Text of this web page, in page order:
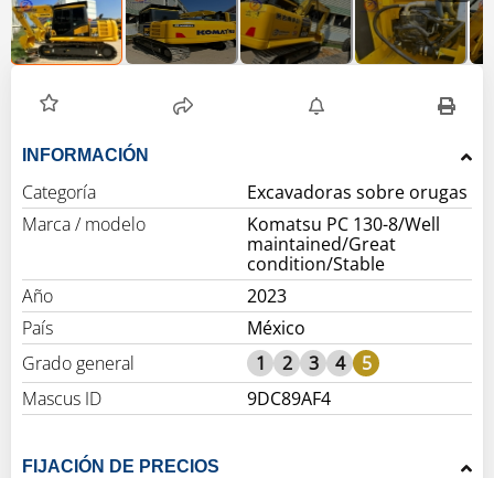
INFORMACIÓN
Categoría
Excavadoras sobre orugas
Marca / modelo
Komatsu PC 130-8/Well
maintained/Great
condition/Stable
Año
2023
País
México
Grado general
1 2 3 4
5
Mascus ID
9DC89AF4
FIJACIÓN DE PRECIOS